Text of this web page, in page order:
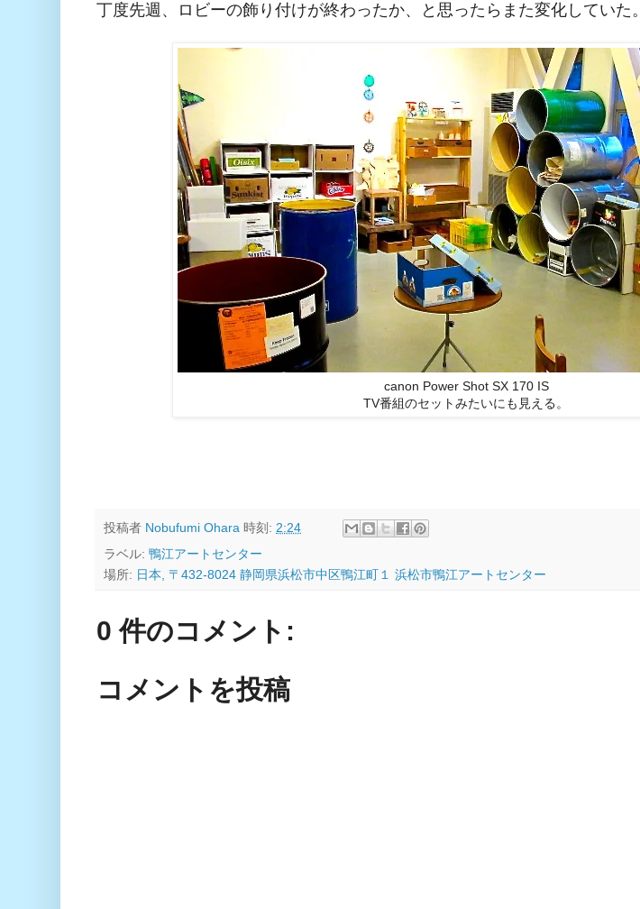
丁度先週、ロビーの飾り付けが終わったか、と思ったらまた変化していた。
canon Power Shot SX 170 IS
TV番組のセットみたいにも見える。
投稿者 Nobufumi Ohara 時刻: 2:24
ラベル: 鴨江アートセンター
場所: 日本, 〒432-8024 静岡県浜松市中区鴨江町１ 浜松市鴨江アートセンター
0 件のコメント:
コメントを投稿